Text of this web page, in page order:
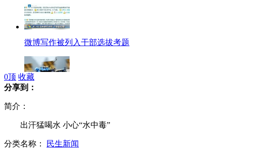
微博写作被列入干部选拔考题
实拍特警一枪毙命发疯伤人水牛
0顶 收藏
分享到：
简介：
出汗猛喝水 小心“水中毒”
分类名称： 民生新闻